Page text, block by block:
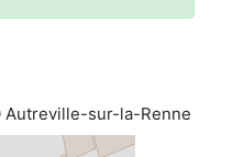
Autreville-sur-la-Renne